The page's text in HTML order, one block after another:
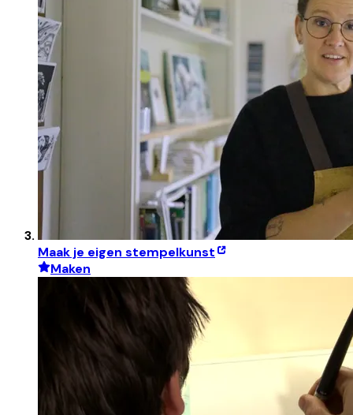
Maak je eigen stempelkunst
Maken